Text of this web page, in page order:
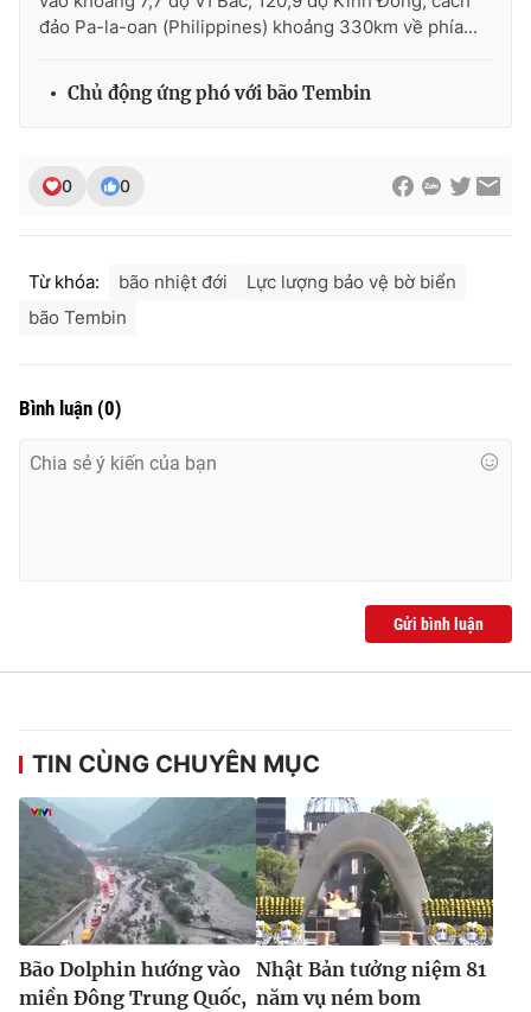
Đài Truyền hình Việt Nam
Cơ quan báo chí:
Tổng Biên tập:
Phó Tổng Biên tập:
Nguyễn Thị Mỹ Hạnh, Phạm Quốc Thắng,
Nguyễn Trọng Ninh
® Cấm sao chép dưới mọi hình thức nếu không có sự chấp
thuận bằng văn bản. Ghi rõ nguồn VTV.vn khi phát hành lại
thông tin từ website này.
đảo Pa-la-oan (Philippines) khoảng 330km về phía...
Chủ động ứng phó với bão Tembin
0 0
Từ khóa: bão nhiệt đới
Lực lượng bảo vệ bờ biển
bão Tembin
Bình luận (0)
Gửi bình luận
TIN CÙNG CHUYÊN MỤC
Bão Dolphin hướng vào
miền Đông Trung Quốc,
Nhật Bản tưởng niệm 81
năm vụ ném bom